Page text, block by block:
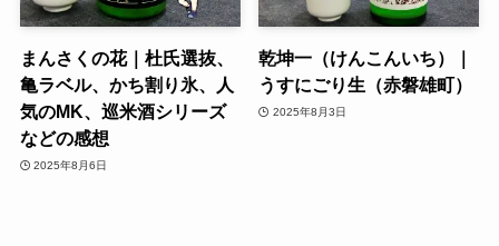
まんさくの花｜杜氏選抜、
亀ラベル、かち割り氷、人
気のMK、巡米酒シリーズ
などの感想
2025年8月6日
乾坤一（けんこんいち）｜
うすにごり生（赤磐雄町）
2025年8月3日